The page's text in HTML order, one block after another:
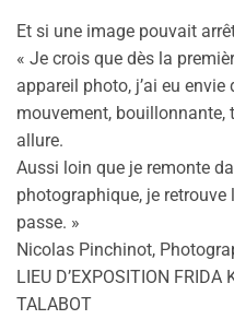
Et si une image pouvait
« Je crois que dès la
appareil photo, j’ai eu envie
mouvement,
allure.
Aussi loin que je remonte
photographique, je
passe. »
Nicolas Pinchinot,
LIEU D’EXPOSITION FRIDA
TALABOT